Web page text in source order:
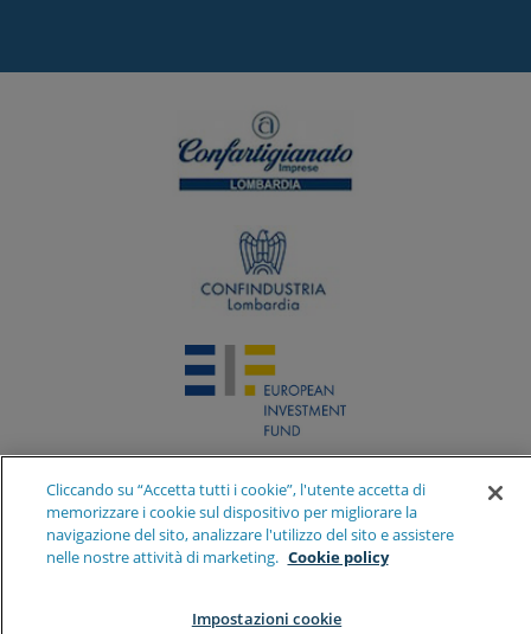
Cliccando su “Accetta tutti i cookie”, l'utente accetta di
memorizzare i cookie sul dispositivo per migliorare la
navigazione del sito, analizzare l'utilizzo del sito e assistere
nelle nostre attività di marketing. Cookie policy
Impostazioni cookie